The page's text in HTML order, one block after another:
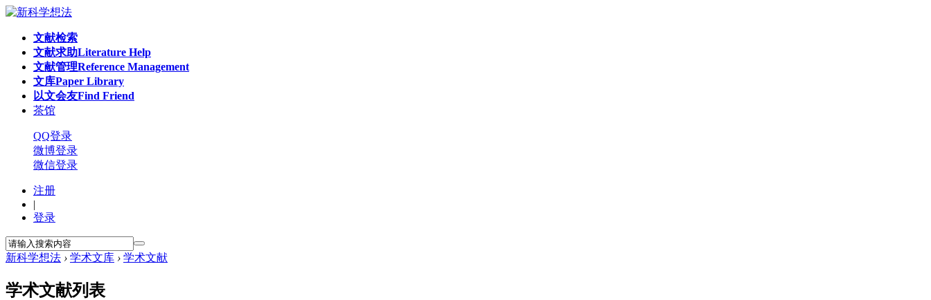
文献检索
文献求助Literature Help
文献管理Reference Management
文库Paper Library
以文会友Find Friend
茶馆
QQ登录
微博登录
微信登录
注册
|
登录
新科学想法 › 学术文库 › 学术文献
学术文献列表